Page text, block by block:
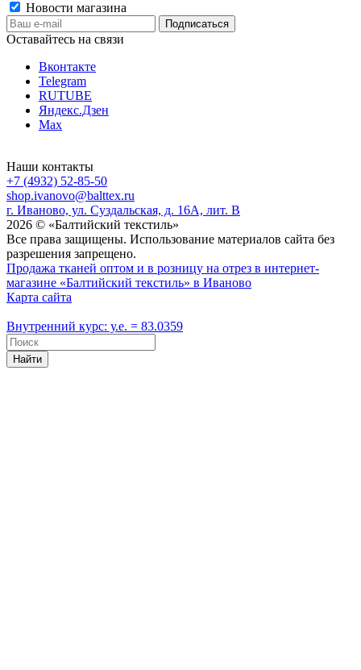
Новости магазина
Оставайтесь на связи
Вконтакте
Telegram
RUTUBE
Яндекс.Дзен
Max
Наши контакты
+7 (4932) 52-85-50
shop.ivanovo@balttex.ru
г. Иваново, ул. Суздальская, д. 16А, лит. В
2026 © «Балтийский текстиль»
Все права защищены. Использование материалов сайта без
разрешения запрещено.
Продажа тканей оптом и в розницу на отрез в интернет-
магазине «Балтийский текстиль» в Иваново
Карта сайта
Внутренний курс: у.е. = 83.0359
Найти